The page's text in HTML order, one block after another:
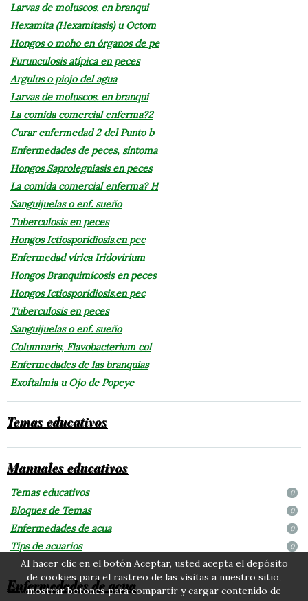
Larvas de moluscos. en branqui
Hexamita (Hexamitasis) u Octom
Hongos o moho en órganos de pe
Furunculosis atípica en peces
Argulus o piojo del agua
Larvas de moluscos. en branqui
La comida comercial enferma?2
Curar enfermedad 2 del Punto b
Enfermedades de peces, síntoma
Hongos Saprolegniasis en peces
La comida comercial enferma? H
Sanguijuelas o enf. sueño
Tuberculosis en peces
Hongos Ictiosporidiosis.en pec
Enfermedad vírica Iridovirium
Hongos Branquimicosis en peces
Hongos Ictiosporidiosis.en pec
Tuberculosis en peces
Sanguijuelas o enf. sueño
Columnaris, Flavobacterium col
Enfermedades de las branquias
Exoftalmia u Ojo de Popeye
Temas educativos
Manuales educativos
Temas educativos 0
Bloques de Temas 0
Enfermedades de acua 0
Tips de acuarios 0
Enfermedades de acua
Al hacer clic en el botón Aceptar, usted acepta el depósito
de cookies para el rastreo de las visitas a nuestro sitio,
mostrar botones para compartir y cargar contenido de